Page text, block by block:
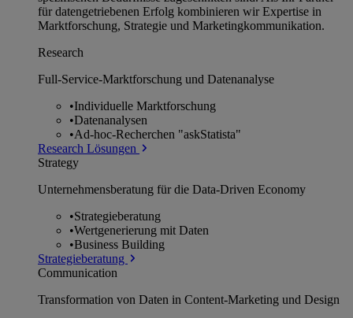
für datengetriebenen Erfolg kombinieren wir Expertise in
Marktforschung, Strategie und Marketingkommunikation.
Research
Full-Service-Marktforschung und Datenanalyse
•Individuelle Marktforschung
•Datenanalysen
•Ad-hoc-Recherchen "askStatista"
Research Lösungen
Strategy
Unternehmens­beratung für die Data-Driven Economy
•Strategieberatung
•Wertgenerierung mit Daten
•Business Building
Strategieberatung
Communication
Transformation von Daten in Content-Marketing und Design